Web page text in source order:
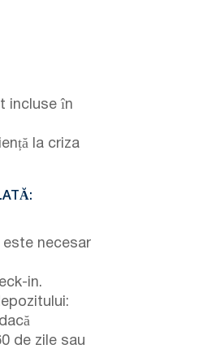
incluse în
la criza
este necesar
in.
de zile sau